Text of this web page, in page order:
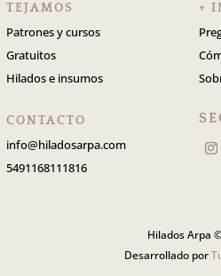
TEJAMOS
Patrones y cursos
Gratuitos
Hilados e insumos
+
CONTACTO
info@hiladosarpa.com
5491168111816
Hilados Arpa
Desarrollado por